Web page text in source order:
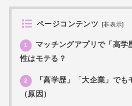
ページコンテンツ [非表示]
1
マッチングアプリで「高学
性はモテる？
2
「高学歴」「大企業」でも
（原因）